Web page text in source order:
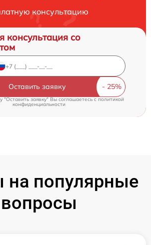
консультацию
консультация со
Оставить заявку
"Оставить заявку" Вы соглашаетесь c политикой
конфиденциальности
на популярные
вопросы